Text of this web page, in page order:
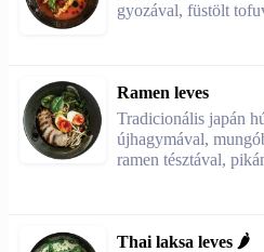
gyozával, füstölt
Ramen leves
Tradicionális japán
újhagymával,
ramen tésztával,
Thai laksa leves 🌶️